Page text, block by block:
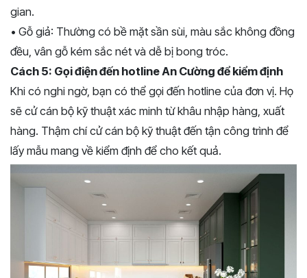
gian.
• Gỗ giả: Thường có bề mặt sần sùi, màu sắc không đồng
đều, vân gỗ kém sắc nét và dễ bị bong tróc.
Cách 5: Gọi điện đến hotline An Cường để kiểm định
Khi có nghi ngờ, bạn có thể gọi đến hotline của đơn vị. Họ
sẽ cử cán bộ kỹ thuật xác minh từ khâu nhập hàng, xuất
hàng. Thậm chí cử cán bộ kỹ thuật đến tận công trình để
lấy mẫu mang về kiểm định để cho kết quả.